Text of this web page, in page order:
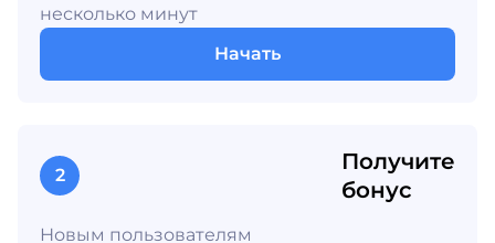
несколько минут
Начать
2
Получите
бонус
Новым пользователям